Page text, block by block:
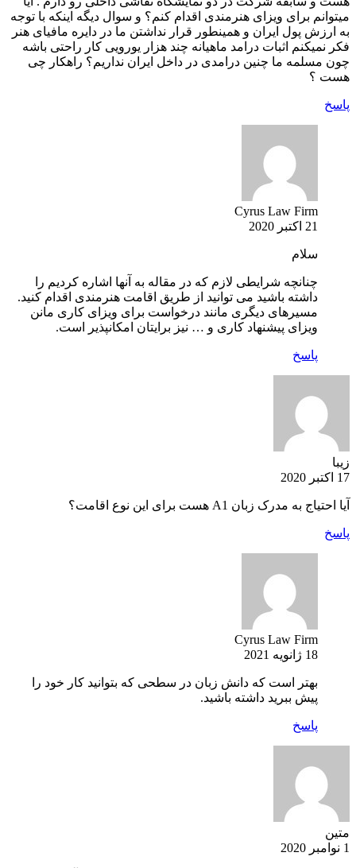
میتوانم برای ویزای هنرمندی اقدام کنم؟ و سوال دیگه اینکه با توجه
به ارزش پول ایران و همینطور قرار نداشتن ما در دایره مافیای هنر
فکر نمیکنم اثبات درامد ماهیانه چند هزار یورویی کار راحتی باشه
چون مسلمه ما چنین درامدی در داخل ایران نداریم؟ راهکار چی
هست ؟
پاسخ
Cyrus Law Firm
21 اکتبر 2020
سلام
چنانچه شرایطی لازم که در مقاله به آنها اشاره کردیم را
داشته باشید می توانید از طریق اقامت هنرمندی اقدام کنید.
مسیرهای دیگری مانند درخواست برای ویزای کاری مانن
ویزای پیشنهاد کاری و … نیز برایتان امکانپذیر است.
پاسخ
زیبا
17 اکتبر 2020
آیا احتیاج به مدرک زبان A1 هست برای این نوع اقامت؟
پاسخ
Cyrus Law Firm
18 ژانویه 2021
بهتر است که دانش زبان در سطحی که بتوانید کار خود را
پیش ببرید داشته باشید.
پاسخ
متین
1 نوامبر 2020